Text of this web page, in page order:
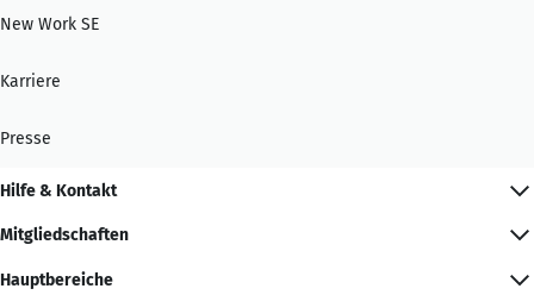
New Work SE
Karriere
Presse
Hilfe & Kontakt
Mitgliedschaften
Hauptbereiche